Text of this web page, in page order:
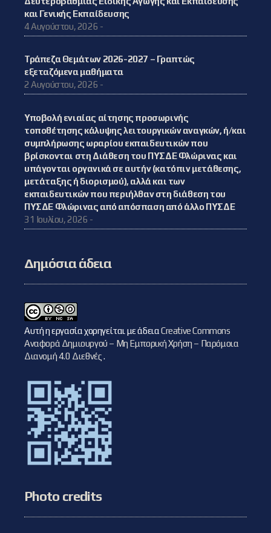
και Γενικής Εκπαίδευσης
4 Αυγούστου, 2026 -
Τράπεζα Θεμάτων 2026-2027 – Γραπτώς
εξεταζόμενα μαθήματα
2 Αυγούστου, 2026 -
Υποβολή ενιαίας αίτησης προσωρινής
τοποθέτησης κάλυψης λειτουργικών αναγκών, ή/και
συμπλήρωσης ωραρίου εκπαιδευτικών που
βρίσκονται στη Διάθεση του ΠΥΣΔΕ Φλώρινας και
υπάγονται οργανικά σε αυτήν (κατόπιν μετάθεσης,
μετάταξης ή διορισμού), αλλά και των
εκπαιδευτικών που περιήλθαν στη διάθεση του
ΠΥΣΔΕ Φλώρινας από απόσπαση από άλλο ΠΥΣΔΕ
31 Ιουλίου, 2026 -
Δημόσια άδεια
Αυτή η εργασία χορηγείται με άδειαCreative Commons
Αναφορά Δημιουργού – Μη Εμπορική Χρήση – Παρόμοια
Διανομή 4.0 Διεθνές.
Photo credits